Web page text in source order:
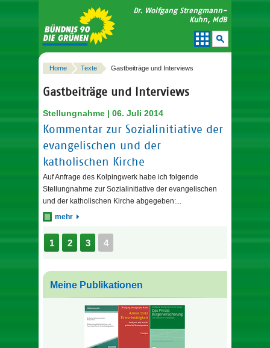
Dr. Wolfgang Strengmann-
Kuhn, MdB
Home Texte Gastbeiträge und Interviews
Gastbeiträge und Interviews
Stellungnahme | 06. Juli 2014
Kommentar zur Sozialinitiative der
evangelischen und der
katholischen Kirche
Auf Anfrage des Kolpingwerk habe ich folgende
Stellungnahme zur Sozialinitiative der evangelischen
und der katholischen Kirche abgegeben:...
mehr
1 2 3 4
Meine Publikationen